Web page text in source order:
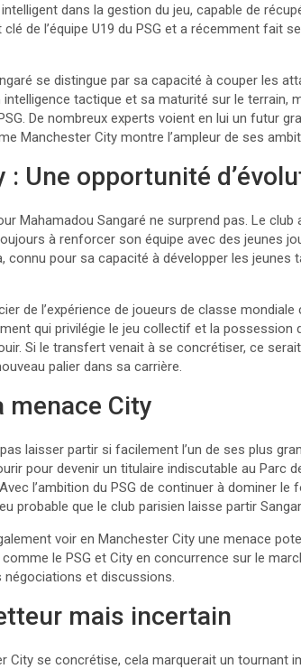
dans la gestion du jeu, capable de
de l’équipe U19 du PSG et a récemment fait
se distingue par sa capacité à couper les
tactique et sa maturité sur le terrain,
De nombreux experts voient en lui un futur
Manchester City montre l’ampleur de ses
: Une opportunité
Mahamadou Sangaré ne surprend pas. Le
à renforcer son équipe avec des jeunes
connu pour sa capacité à développer les
de l’expérience de joueurs de classe
qui privilégie le jeu collectif et la possession
Si le transfert venait à se concrétiser, ce
palier dans sa carrière.
menace City
laisser partir si facilement l’un de ses plus
pour devenir un titulaire indiscutable au Parc
l’ambition du PSG de continuer à dominer
probable que le club parisien laisse partir
voir en Manchester City une menace
le PSG et City en concurrence sur le
et discussions.
mais incertain
City se concrétise, cela marquerait un tournant